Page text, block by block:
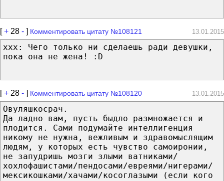
[+ 28 - ] Комментировать цитату №108121 13.01.2015
xxx: Чего только ни сделаешь ради девушки,
пока она не жена! :D
[+ 28 - ] Комментировать цитату №108120 13.01.2015
Овуляшкосрач.
Да ладно вам, пусть быдло размножается и
плодится. Сами подумайте интеллигенция
никому не нужна, вежливым и здравомыслящим
людям, у которых есть чувство самоиронии,
не запудришь мозги злыми ватниками/
хохлофашистами/пендосами/евреями/нигерами/
мексикошками/хачами/косоглазыми (если кого